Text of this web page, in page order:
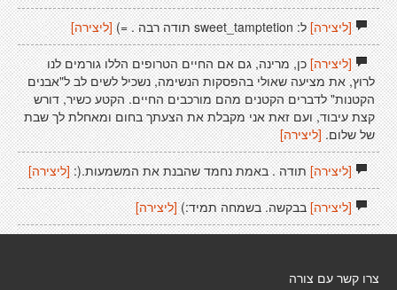
[ליצירה]ל: sweet_tamptetion תודה רבה . =) [ליצירה]
[ליצירה]כן, מרינה, גם אם החיים הטרופים הללו גורמים לנו
לרוץ, את מציעה שאולי בהפסקות הנשימה, נשכיל לשים לב ל"אבנים
הקטנות" לדברים הקטנים מהם מורכבים החיים. הקטע כשיר, דורש
קצת עיבוד, ועם זאת אני מקבלת את הצעתך בחום ומאחלת לך שבת
של שלום. [ליצירה]
[ליצירה]תודה . באמת נחמד שהבנת את המשמעות.(: [ליצירה]
[ליצירה]בבקשה. בשמחה תמיד:) [ליצירה]
צרו קשר עם צורה